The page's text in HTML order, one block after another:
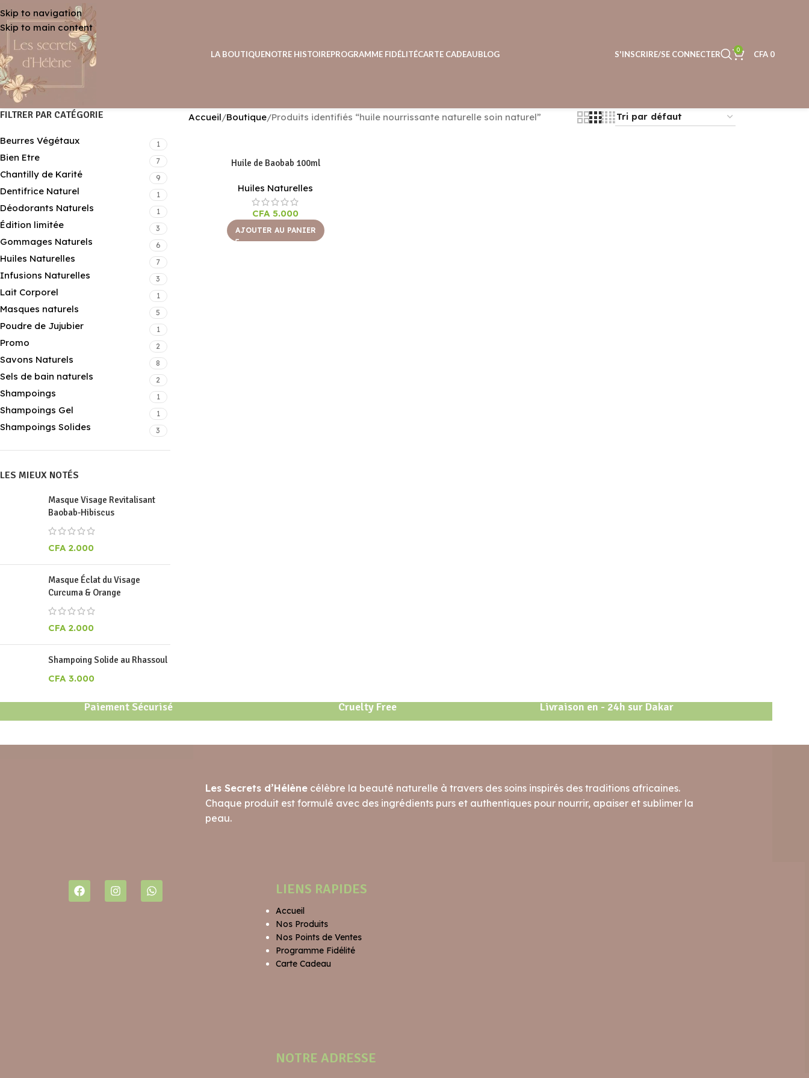
Skip to navigation
Skip to main content
LA BOUTIQUENOTRE HISTOIREPROGRAMME FIDÉLITÉCARTE CADEAUBLOG S'INSCRIRE/SE CONNECTER 0 CFA0
FILTRER PAR CATÉGORIE
Beurres Végétaux 1
Bien Etre 7
Chantilly de Karité 9
Dentifrice Naturel 1
Déodorants Naturels 1
Édition limitée 3
Gommages Naturels 6
Huiles Naturelles 7
Infusions Naturelles 3
Lait Corporel 1
Masques naturels 5
Poudre de Jujubier 1
Promo 2
Savons Naturels 8
Sels de bain naturels 2
Shampoings 1
Shampoings Gel 1
Shampoings Solides 3
LES MIEUX NOTÉS
Masque Visage Revitalisant
Baobab-Hibiscus
CFA2.000
Masque Éclat du Visage
Curcuma & Orange
CFA2.000
Shampoing Solide au Rhassoul
CFA3.000
Accueil Boutique Produits identifiés “huile nourrissante naturelle soin naturel”
Huile de Baobab 100ml
Huiles Naturelles
CFA5.000
AJOUTER AU PANIER
Paiement Sécurisé Cruelty Free Livraison en - 24h sur Dakar
Les Secrets d’Hélène célèbre la beauté naturelle à travers des soins inspirés des traditions africaines.
Chaque produit est formulé avec des ingrédients purs et authentiques pour nourrir, apaiser et sublimer la
peau.
LIENS RAPIDES
Accueil
Nos Produits
Nos Points de Ventes
Programme Fidélité
Carte Cadeau
NOTRE ADRESSE